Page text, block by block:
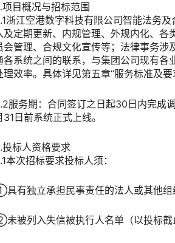
项目概况与招标范围
浙江空港数字科技有限公司智能法务
及定期更新、内规管理、外规内化、
会管理、合规文化宣传等；法律事务
各系统之间的联系，与集团公司现有
理效率。具体详见第五章“服务标准及要
服务期：合同签订之日起30日内完成
31日前系统正式上线。
投标人资格要求
本次招标要求投标人须：
有独立承担民事责任的法人或其他组
被列入失信被执行人名单（以投标截